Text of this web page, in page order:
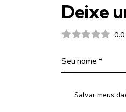
Deixe
0.0
Salvar meus